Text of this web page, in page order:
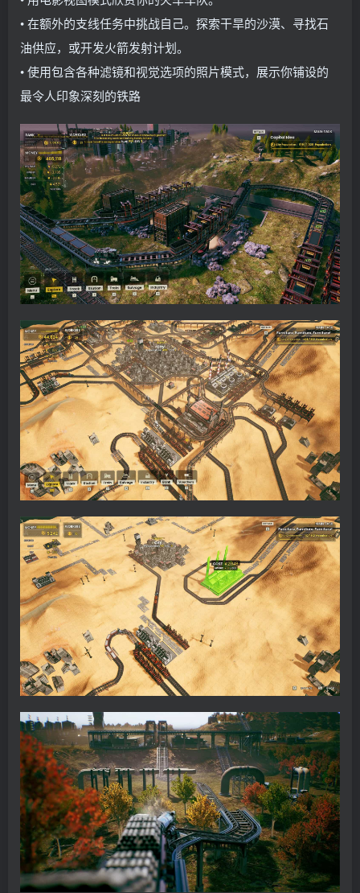
• 在额外的支线任务中挑战自己。探索干旱的沙漠、寻找石
油供应，或开发火箭发射计划。
• 使用包含各种滤镜和视觉选项的照片模式，展示你铺设的
最令人印象深刻的铁路